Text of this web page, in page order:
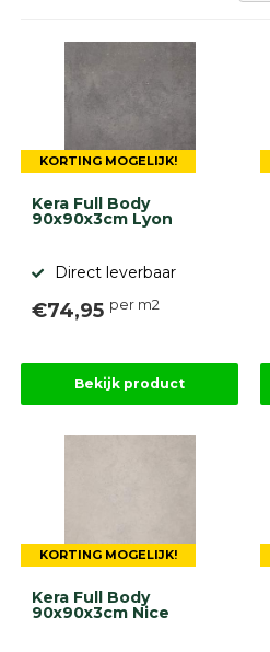
bestrating
Wildverband
bestrating
Straatklinkers
Opsluitbanden
diversen
Beplantings
betonelementen
KORTING MOGELIJK!
Kera Full Body
90x90x3cm Lyon
Direct leverbaar
€74,95 per m2
Bekijk product
KORTING MOGELIJK!
Kera Full Body
90x90x3cm Nice